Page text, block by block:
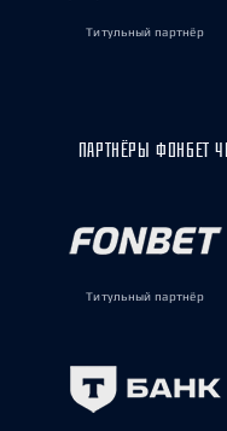
Титульный партнёр
ПАРТНЁРЫ ФОНБЕТ
Титульный партнёр